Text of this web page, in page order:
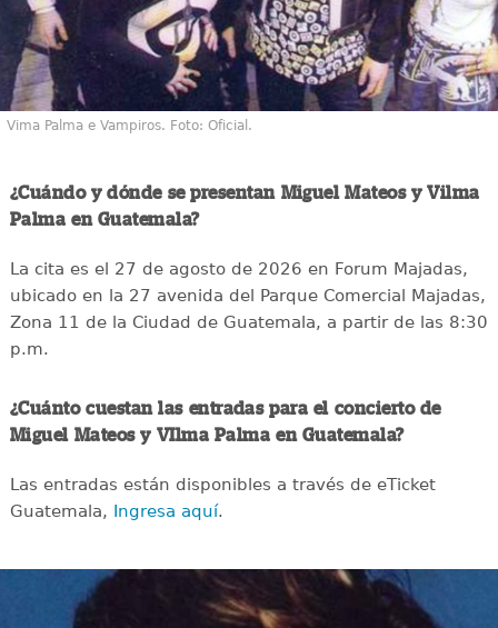
Vima Palma e Vampiros. Foto: Oficial.
¿Cuándo y dónde se presentan Miguel Mateos y Vilma
Palma en Guatemala?
La cita es el 27 de agosto de 2026 en Forum Majadas,
ubicado en la 27 avenida del Parque Comercial Majadas,
Zona 11 de la Ciudad de Guatemala, a partir de las 8:30
p.m.
¿Cuánto cuestan las entradas para el concierto de
Miguel Mateos y VIlma Palma en Guatemala?
Las entradas están disponibles a través de eTicket
Guatemala, Ingresa aquí.